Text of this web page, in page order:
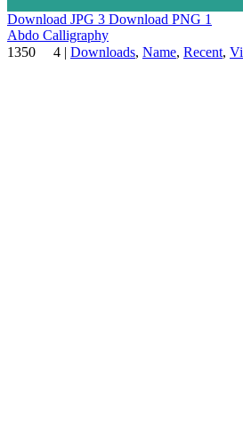
Download JPG 3 Download PNG 1
Abdo Calligraphy
1350
4 | Downloads, Name, Recent,